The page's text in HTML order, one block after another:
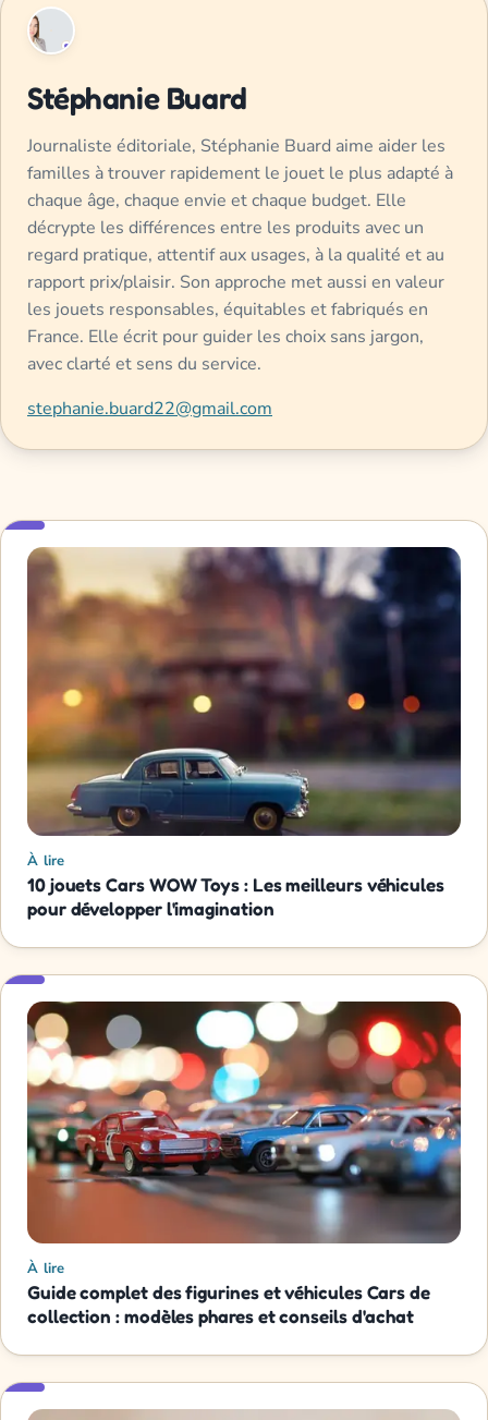
Stéphanie Buard
Journaliste éditoriale, Stéphanie Buard aime aider les
familles à trouver rapidement le jouet le plus adapté à
chaque âge, chaque envie et chaque budget. Elle
décrypte les différences entre les produits avec un
regard pratique, attentif aux usages, à la qualité et au
rapport prix/plaisir. Son approche met aussi en valeur
les jouets responsables, équitables et fabriqués en
France. Elle écrit pour guider les choix sans jargon,
avec clarté et sens du service.
stephanie.buard22@gmail.com
À lire
10 jouets Cars WOW Toys : Les meilleurs véhicules
pour développer l'imagination
À lire
Guide complet des figurines et véhicules Cars de
collection : modèles phares et conseils d'achat